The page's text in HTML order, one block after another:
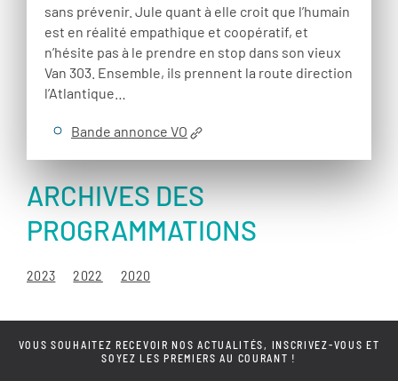
sans prévenir. Jule quant à elle croit que l’humain
est en réalité empathique et coopératif, et
n’hésite pas à le prendre en stop dans son vieux
Van 303. Ensemble, ils prennent la route direction
l’Atlantique…
Bande annonce VO
ARCHIVES DES
PROGRAMMATIONS
2023 2022 2020
VOUS SOUHAITEZ RECEVOIR NOS ACTUALITÉS, INSCRIVEZ-VOUS ET
SOYEZ LES PREMIERS AU COURANT !